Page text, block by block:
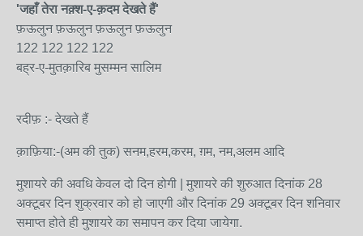
'जहाँ तेरा नक़्श-ए-क़दम देखते हैं'
फ़ऊलुन फ़ऊलुन फ़ऊलुन फ़ऊलुन
122 122 122 122
बह्र-ए-मुतक़ारिब मुसम्मन सालिम
रदीफ़ :- देखते हैं
क़ाफ़िया:-(अम की तुक) सनम,हरम,करम, ग़म, नम,अलम आदि
मुशायरे की अवधि केवल दो दिन होगी | मुशायरे की शुरुआत दिनांक 28
अक्टूबर दिन शुक्रवार को हो जाएगी और दिनांक 29 अक्टूबर दिन शनिवार
समाप्त होते ही मुशायरे का समापन कर दिया जायेगा.